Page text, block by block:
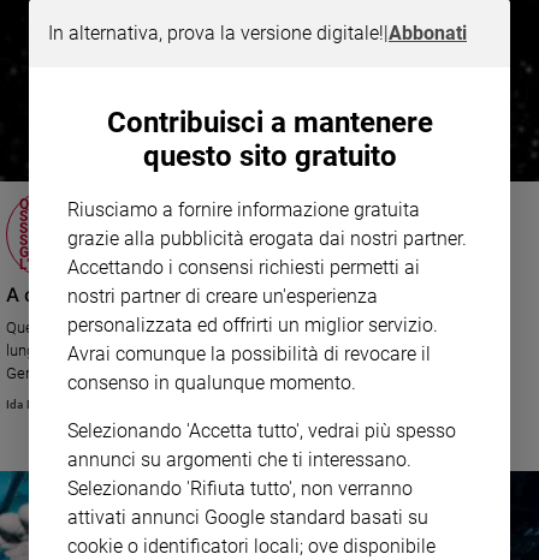
QUESTA MATTINA ALLE 10 LA SONDA
SPAZIALE ROSETTA SI È SVEGLIATA DAL
SUO LUNGO "SONNO". ED È PRONTA A
SCENDERE SULLA COMETA CHURYUMOV-
GERASIMENKO. PER AIUTARCI A CAPIRE
L’ORIGINE DELLA VITA SULLA TERRA.
A caccia della cometa che orbita intorno al sole
Questa mattina alle 10 la sonda spaziale Rosetta si è svegliata dal suo
lungo "sonno". Ed è pronta a scendere sulla cometa Churyumov-
Gerasimenko. Per aiutarci a capire l’origine della vita sulla Terra.
Ida Molinari
In alternativa, prova la versione digitale!|Abbonati
Contribuisci a mantenere
questo sito gratuito
Riusciamo a fornire informazione gratuita
grazie alla pubblicità erogata dai nostri partner.
Accettando i consensi richiesti permetti ai
nostri partner di creare un'esperienza
personalizzata ed offrirti un miglior servizio.
Avrai comunque la possibilità di revocare il
consenso in qualunque momento.
Selezionando 'Accetta tutto', vedrai più spesso
annunci su argomenti che ti interessano.
Selezionando 'Rifiuta tutto', non verranno
attivati annunci Google standard basati su
cookie o identificatori locali; ove disponibile